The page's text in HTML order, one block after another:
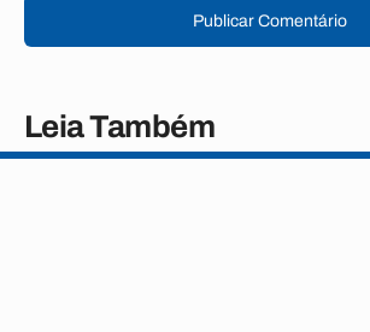
Publicar Comentário
Leia Também